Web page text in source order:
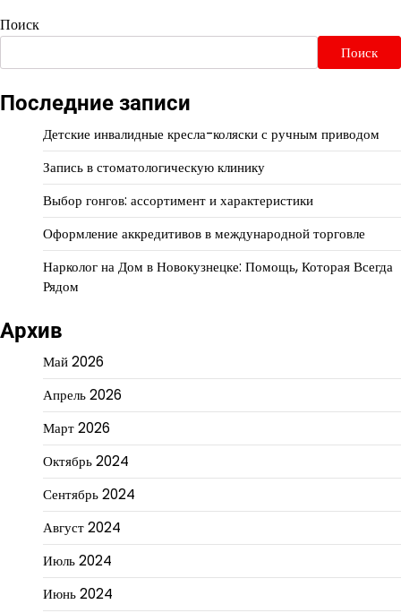
Поиск
Поиск
Последние записи
Детские инвалидные кресла-коляски с ручным приводом
Запись в стоматологическую клинику
Выбор гонгов: ассортимент и характеристики
Оформление аккредитивов в международной торговле
Нарколог на Дом в Новокузнецке: Помощь, Которая Всегда
Рядом
Архив
Май 2026
Апрель 2026
Март 2026
Октябрь 2024
Сентябрь 2024
Август 2024
Июль 2024
Июнь 2024